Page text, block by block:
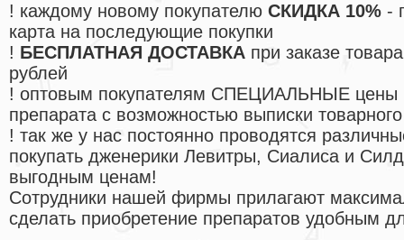
! каждому новому покупателю СКИДКА 10% -
карта на последующие покупки
! БЕСПЛАТНАЯ ДОСТАВКА при заказе
рублей
! оптовым покупателям СПЕЦИАЛЬНЫЕ цены
препарата с возможностью выписки
! так же у нас постоянно проводятся
покупать дженерики Левитры, Сиалиса и
выгодным ценам!
Cотрудники нашей фирмы прилагают
сделать приобретение препаратов удобным